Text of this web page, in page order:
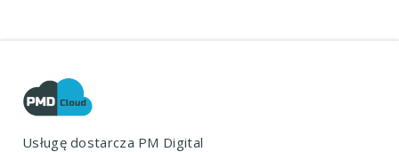
Usługę dostarcza PM Digital